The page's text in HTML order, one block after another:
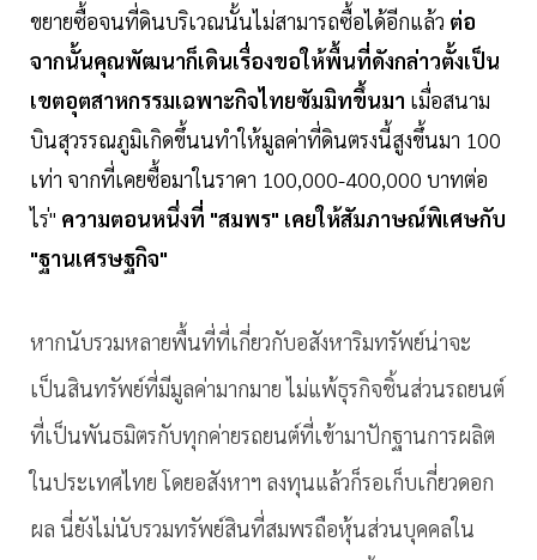
ขยายซื้อจนที่ดินบริเวณนั้นไม่สามารถซื้อได้อีกแล้ว ต่อ
จากนั้นคุณพัฒนาก็เดินเรื่องขอให้พื้นที่ดังกล่าวตั้งเป็น
เขตอุตสาหกรรมเฉพาะกิจไทยซัมมิทขึ้นมา เมื่อสนาม
บินสุวรรณภูมิเกิดขึ้นนทำให้มูลค่าที่ดินตรงนี้สูงขึ้นมา 100
เท่า จากที่เคยซื้อมาในราคา 100,000-400,000 บาทต่อ
ไร่" ความตอนหนึ่งที่ "สมพร" เคยให้สัมภาษณ์พิเศษกับ
"ฐานเศรษฐกิจ"
หากนับรวมหลายพื้นที่ที่เกี่ยวกับอสังหาริมทรัพย์น่าจะ
เป็นสินทรัพย์ที่มีมูลค่ามากมาย ไม่แพ้ธุรกิจชิ้นส่วนรถยนต์
ที่เป็นพันธมิตรกับทุกค่ายรถยนต์ที่เข้ามาปักฐานการผลิต
ในประเทศไทย โดยอสังหาฯ ลงทุนแล้วก็รอเก็บเกี่ยวดอก
ผล นี่ยังไม่นับรวมทรัพย์สินที่สมพรถือหุ้นส่วนบุคคลใน